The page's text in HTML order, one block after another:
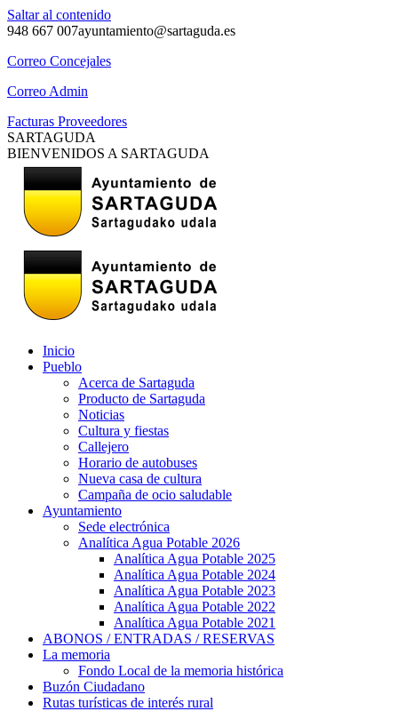
Saltar al contenido
948 667 007ayuntamiento@sartaguda.es
Correo Concejales
Correo Admin
Facturas Proveedores
SARTAGUDA
BIENVENIDOS A SARTAGUDA
Inicio
Pueblo
Acerca de Sartaguda
Producto de Sartaguda
Noticias
Cultura y fiestas
Callejero
Horario de autobuses
Nueva casa de cultura
Campaña de ocio saludable
Ayuntamiento
Sede electrónica
Analítica Agua Potable 2026
Analítica Agua Potable 2025
Analítica Agua Potable 2024
Analítica Agua Potable 2023
Analítica Agua Potable 2022
Analítica Agua Potable 2021
ABONOS / ENTRADAS / RESERVAS
La memoria
Fondo Local de la memoria histórica
Buzón Ciudadano
Rutas turísticas de interés rural